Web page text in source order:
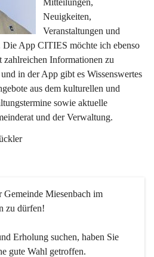
Mitteilungen,
Neuigkeiten,
Veranstaltungen und
App CITIES möchte ich ebenso
zahlreichen Informationen zu
in der App gibt es Wissenswertes
aus dem kulturellen und
sowie aktuelle
und der Verwaltung.
Gemeinde Miesenbach im
zu dürfen!
Erholung suchen, haben Sie
gute Wahl getroffen.